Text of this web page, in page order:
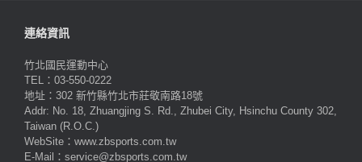
連絡資訊
竹北國民運動中心
TEL：03-550-0222
地址：302 新竹縣竹北市莊敬南路18號
Addr: No. 18, Zhuangjing S. Rd., Zhubei City, Hsinchu County 302,
Taiwan (R.O.C.)
WebSite：www.zbsports.com.tw
E-Mail：service@zbsports.com.tw